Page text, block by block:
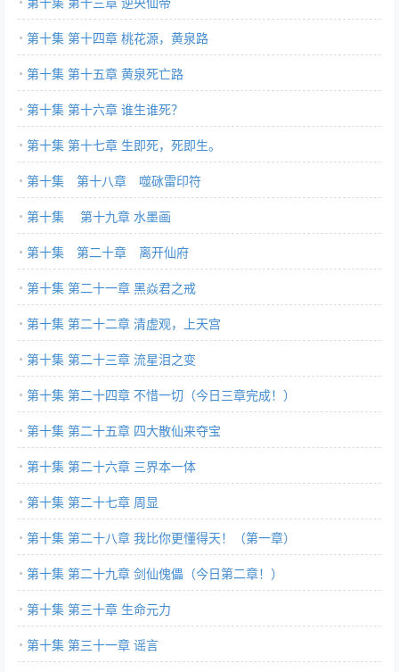
第十集 第十四章 桃花源，黄泉路
第十集 第十五章 黄泉死亡路
第十集 第十六章 谁生谁死？
第十集 第十七章 生即死，死即生。
第十集 第十八章 噬砯雷印符
第十集 第十九章 水墨画
第十集 第二十章 离开仙府
第十集 第二十一章 黑焱君之戒
第十集 第二十二章 清虚观，上天宫
第十集 第二十三章 流星泪之变
第十集 第二十四章 不惜一切（今日三章完成！）
第十集 第二十五章 四大散仙来夺宝
第十集 第二十六章 三界本一体
第十集 第二十七章 周显
第十集 第二十八章 我比你更懂得天！（第一章）
第十集 第二十九章 剑仙傀儡（今日第二章！）
第十集 第三十章 生命元力
第十集 第三十一章 谣言